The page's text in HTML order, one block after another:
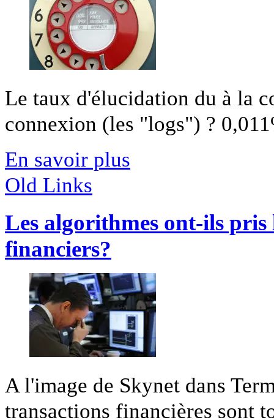
Le taux d'élucidation du à la
connexion (les "logs") ?
En savoir plus
Old Links
Les algorithmes ont-ils pris
financiers?
A l'image de Skynet dans
transactions financières sont